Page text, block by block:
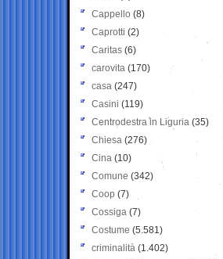
Cappello (8)
Caprotti (2)
Caritas (6)
carovita (170)
casa (247)
Casini (119)
Centrodestra in Liguria (35)
Chiesa (276)
Cina (10)
Comune (342)
Coop (7)
Cossiga (7)
Costume (5.581)
criminalità (1.402)